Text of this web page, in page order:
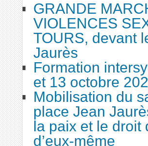
GRANDE
VIOLENCES
TOURS, devant
Jaurès
Formation
et 13 octobre
Mobilisation du
place Jean
la paix et le
d’eux-même